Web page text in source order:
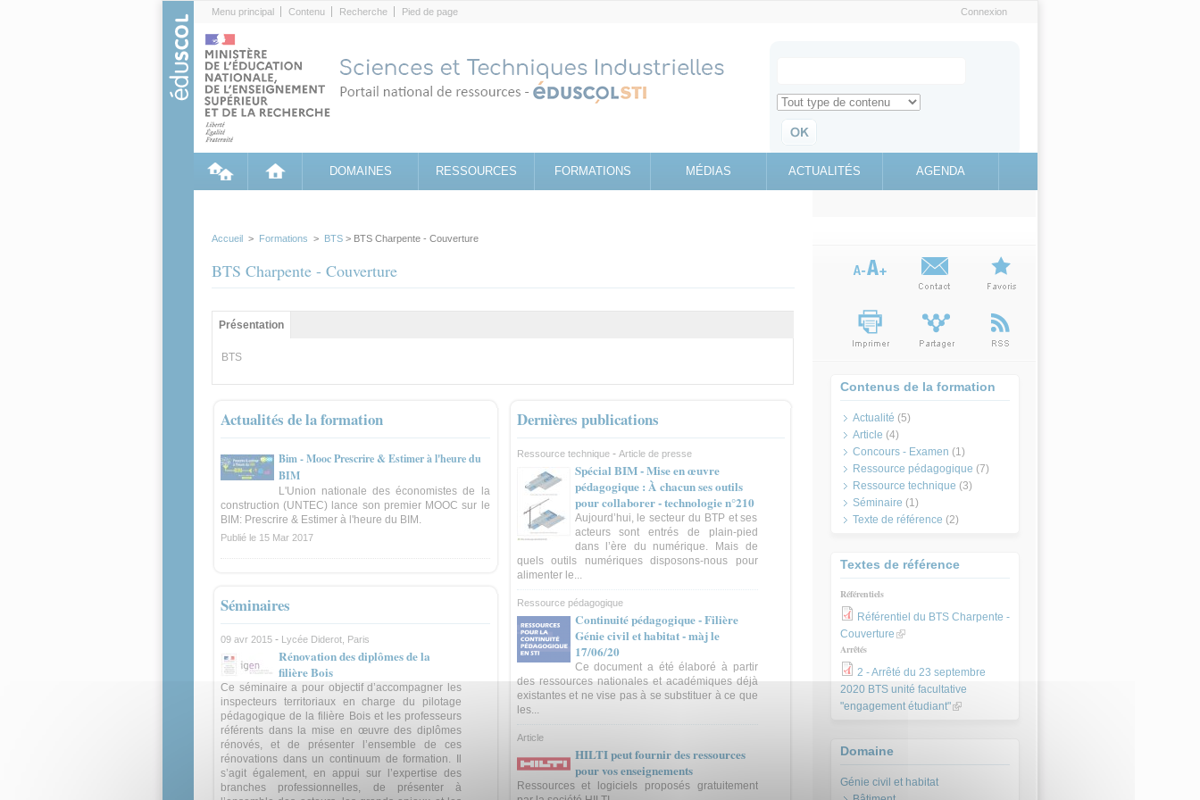
Menu principal Contenu Recherche Pied de page Connexion
Search for
Retrouvez toute l'information sur le site education.gouv.fr
DOMAINES RESSOURCES FORMATIONS MÉDIAS ACTUALITÉS AGENDA
Accueil > Formations > BTS > BTS Charpente - Couverture
BTS Charpente - Couverture
Groupe principal
Présentation
actif)
BTS
Actualités de la formation
Bim - Mooc Prescrire & Estimer à l'heure du
BIM
L'Union nationale des économistes de la
construction (UNTEC) lance son premier MOOC sur le
BIM: Prescrire & Estimer à l'heure du BIM.
Publié le 15 Mar 2017
Séminaires
09 avr 2015 - Lycée Diderot, Paris
Rénovation des diplômes de la
filière Bois
Ce séminaire a pour objectif d’accompagner les
inspecteurs territoriaux en charge du pilotage
pédagogique de la filière Bois et les professeurs
référents dans la mise en œuvre des diplômes
rénovés, et de présenter l’ensemble de ces
rénovations dans un continuum de formation. Il
s’agit également, en appui sur l’expertise des
branches professionnelles, de présenter à
Dernières publications
Ressource technique - Article de presse
Spécial BIM - Mise en œuvre
pédagogique : À chacun ses outils
pour collaborer - technologie n°210
Aujourd’hui, le secteur du BTP et ses
acteurs sont entrés de plain-pied
dans l’ère du numérique. Mais de
quels outils numériques disposons-nous pour
alimenter le...
Ressource pédagogique
Continuité pédagogique - Filière
Génie civil et habitat - màj le
17/06/20
Ce document a été élaboré à partir
des ressources nationales et académiques déjà
existantes et ne vise pas à se substituer à ce que
les...
Article
HILTI peut fournir des ressources
pour vos enseignements
Ressources et logiciels proposés gratuitement
Contenus de la formation
Actualité (5)
Article (4)
Concours - Examen (1)
Ressource pédagogique (7)
Ressource technique (3)
Séminaire (1)
Texte de référence (2)
Textes de référence
Référentiels
Référentiel du BTS Charpente -
Couverture (link is external)
Arrêtés
2 - Arrêté du 23 septembre
2020 BTS unité facultative
"engagement étudiant"(link is external)
Domaine